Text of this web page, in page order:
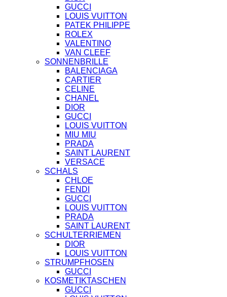
GUCCI
LOUIS VUITTON
PATEK PHILIPPE
ROLEX
VALENTINO
VAN CLEEF
SONNENBRILLE
BALENCIAGA
CARTIER
CELINE
CHANEL
DIOR
GUCCI
LOUIS VUITTON
MIU MIU
PRADA
SAINT LAURENT
VERSACE
SCHALS
CHLOE
FENDI
GUCCI
LOUIS VUITTON
PRADA
SAINT LAURENT
SCHULTERRIEMEN
DIOR
LOUIS VUITTON
STRUMPFHOSEN
GUCCI
KOSMETIKTASCHEN
GUCCI